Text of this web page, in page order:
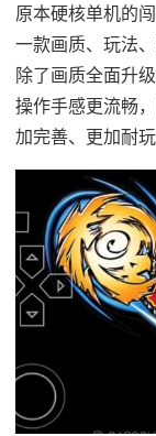
原本硬核单机的
一款画质、玩法
除了画质全面升
操作手感更流畅
加完善、更加耐玩